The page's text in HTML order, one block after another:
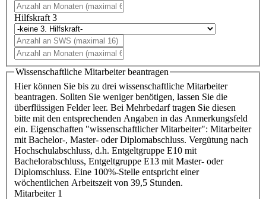
Hilfskraft 3
Wissenschaftliche Mitarbeiter beantragen
Hier können Sie bis zu drei wissenschaftliche Mitarbeiter
beantragen. Sollten Sie weniger benötigen, lassen Sie die
überflüssigen Felder leer. Bei Mehrbedarf tragen Sie diesen
bitte mit den entsprechenden Angaben in das Anmerkungsfeld
ein. Eigenschaften "wissenschaftlicher Mitarbeiter": Mitarbeiter
mit Bachelor-, Master- oder Diplomabschluss. Vergütung nach
Hochschulabschluss, d.h. Entgeltgruppe E10 mit
Bachelorabschluss, Entgeltgruppe E13 mit Master- oder
Diplomschluss. Eine 100%-Stelle entspricht einer
wöchentlichen Arbeitszeit von 39,5 Stunden.
Mitarbeiter 1